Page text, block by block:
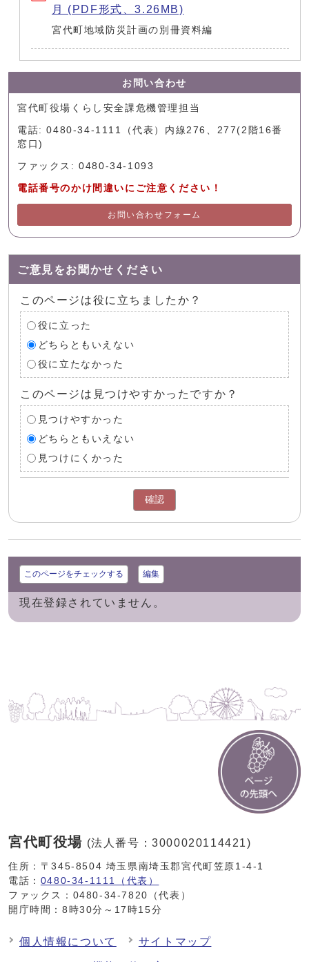
月 (PDF形式、3.26MB)
宮代町地域防災計画の別冊資料編
お問い合わせ
宮代町役場くらし安全課危機管理担当
電話: 0480-34-1111（代表）内線276、277(2階16番
窓口)
ファックス: 0480-34-1093
電話番号のかけ間違いにご注意ください！
お問い合わせフォーム
ご意見をお聞かせください
このページは役に立ちましたか？
役に立った
どちらともいえない
役に立たなかった
このページは見つけやすかったですか？
見つけやすかった
どちらともいえない
見つけにくかった
確認
このページをチェックする 編集
現在登録されていません。
宮代町役場 (法人番号：3000020114421)
住所：〒345-8504 埼玉県南埼玉郡宮代町笠原1-4-1
電話： 0480-34-1111（代表）
ファックス：0480-34-7820（代表）
開庁時間：8時30分～17時15分
個人情報について サイトマップ